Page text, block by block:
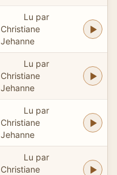
Lu par
Christiane
Jehanne
Lu par
Christiane
Jehanne
Lu par
Christiane
Jehanne
Lu par
Christiane